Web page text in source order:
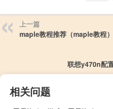
上一篇
maple教程推荐（maple教程）
联想y470n配
相关问题